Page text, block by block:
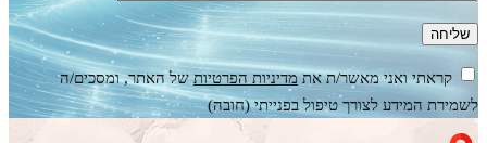
קראתי ואני מאשר/ת אתמדיניות הפרטיותשל האתר, ומסכים/ה
לשמירת המידע לצורך טיפול בפנייתי (חובה)